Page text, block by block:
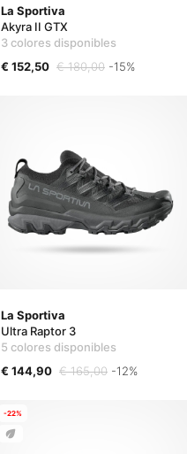
La Sportiva
Akyra II GTX
3 colores disponibles
€ 152,50 € 180,00 -15%
La Sportiva
Ultra Raptor 3
5 colores disponibles
€ 144,90 € 165,00 -12%
-22%